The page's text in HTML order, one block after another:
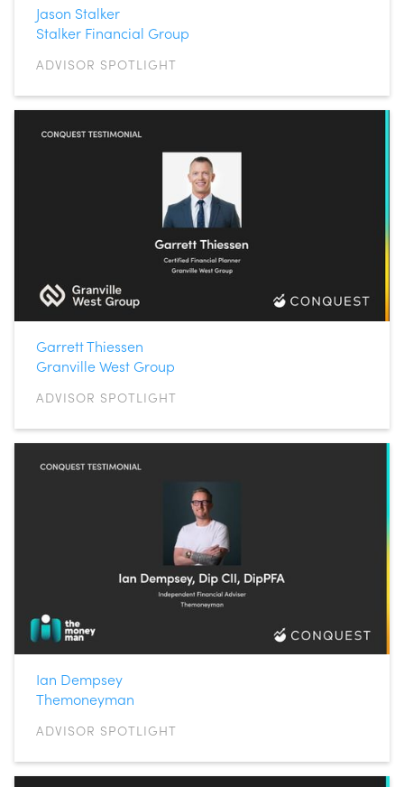
Jason Stalker
Stalker Financial Group
ADVISOR SPOTLIGHT
Garrett Thiessen
Granville West Group
ADVISOR SPOTLIGHT
Ian Dempsey
Themoneyman
ADVISOR SPOTLIGHT